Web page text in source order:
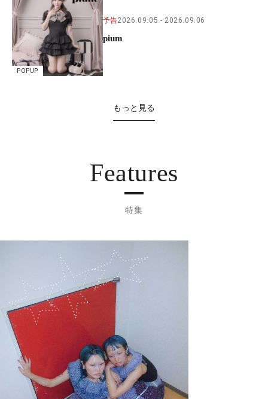
POPUP
予告2026.09.05 2026.09.06
pium
もっと見る
Features
特集